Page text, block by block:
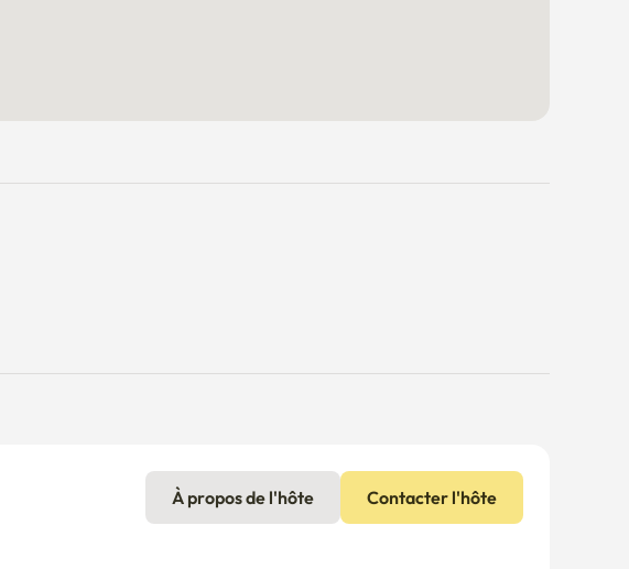
À propos de l'hôte Contacter l'hôte